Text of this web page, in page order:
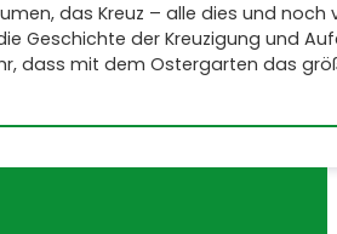
das Kreuz – alle dies und
Geschichte der Kreuzigung und
dass mit dem Ostergarten das